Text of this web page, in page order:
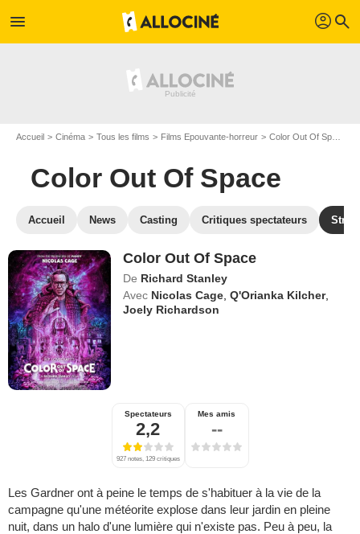
menu profil search
Accueil Cinéma Tous les films Films Epouvante-horreur Color Out Of Space
Color Out Of Space
Accueil News Casting Critiques spectateurs
Color Out Of Space
De Richard Stanley
Avec Nicolas Cage ,Q'Orianka Kilcher,
Joely Richardson
Spectateurs
2,2
927 notes, 129 critiques
Mes amis
--
Les Gardner ont à peine le temps de s'habituer à la vie de la
campagne qu'une météorite explose dans leur jardin en pleine
nuit, dans un halo d'une lumière qui n'existe pas. Peu à peu, la